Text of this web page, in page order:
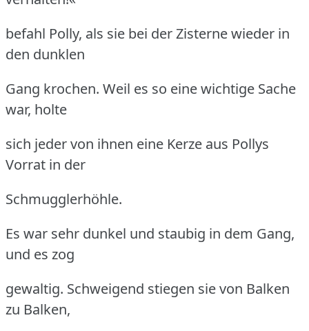
befahl Polly, als sie bei der Zisterne wieder in
den dunklen
Gang krochen. Weil es so eine wichtige Sache
war, holte
sich jeder von ihnen eine Kerze aus Pollys
Vorrat in der
Schmugglerhöhle.
Es war sehr dunkel und staubig in dem Gang,
und es zog
gewaltig. Schweigend stiegen sie von Balken
zu Balken,